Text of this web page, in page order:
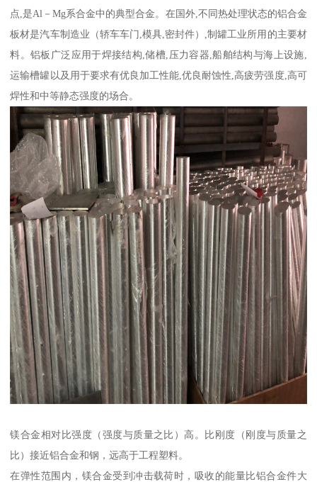
点,是Al－Mg系合金中的典型合金。在国外,不同热处理状态的铝合金
板材是汽车制造业（轿车车门,模具,密封件）,制罐工业所用的主要材
料。铝板广泛应用于焊接结构,储槽,压力容器,船舶结构与海上设施,
运输槽罐以及用于要求有优良加工性能,优良耐蚀性,高疲劳强度,高可
焊性和中等静态强度的场合。
镁合金相对比强度（强度与质量之比）高。比刚度（刚度与质量之
比）接近铝合金和钢，远高于工程塑料。
在弹性范围内，镁合金受到冲击载荷时，吸收的能量比铝合金件大